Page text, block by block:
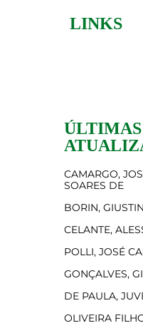
LINKS
ÚLTIMAS
CAMARGO,
SOARES DE
BORIN,
CELANTE,
POLLI, JOSÉ
GONÇALVES,
DE PAULA,
OLIVEIRA